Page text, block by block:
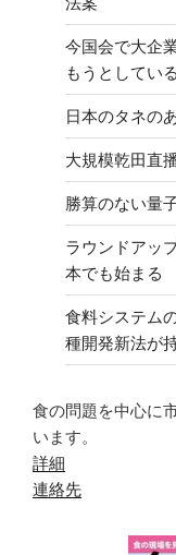
今国会で大企
もうとしている
日本のタネの
大規模乾田直
勝算のない量
ラウンドアッ
本でも始まる
食料システム
種開発新法が
食の問題を中心に
います。
詳細
連絡先